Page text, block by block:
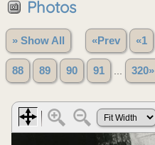
Photos
» Show All «Prev «1
88 89 90 91 320»